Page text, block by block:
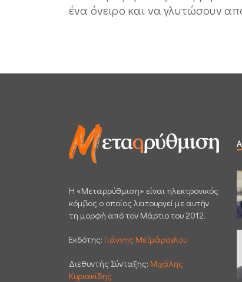
ένα όνειρο και να γλυτώσουν
H «Μεταρρύθμιση» είναι ηλεκτρονικός
κόμβος ο οποίος λειτουργεί με αυτήν
τη μορφή από τον Μάρτιο του 2012.
Εκδότης: Γιάννης Μεϊμάρογλου
Διεθυντής Σύνταξης: Μιχάλης
Κυριακίδης